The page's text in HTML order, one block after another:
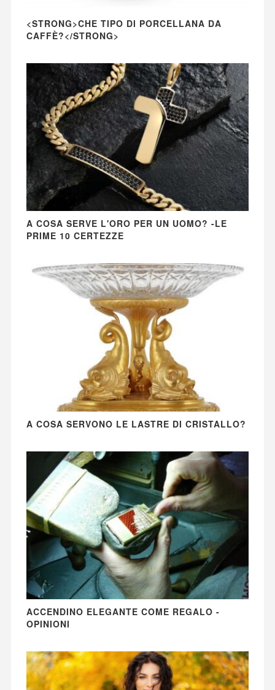
<STRONG>CHE TIPO DI PORCELLANA DA
CAFFÈ?</STRONG>
A COSA SERVE L'ORO PER UN UOMO? -LE
PRIME 10 CERTEZZE
A COSA SERVONO LE LASTRE DI CRISTALLO?
ACCENDINO ELEGANTE COME REGALO -
OPINIONI